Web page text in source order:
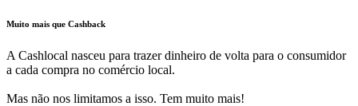
Muito mais que Cashback
A Cashlocal nasceu para trazer dinheiro de volta para o consumidor
a cada compra no comércio local.
Mas não nos limitamos a isso. Tem muito mais!